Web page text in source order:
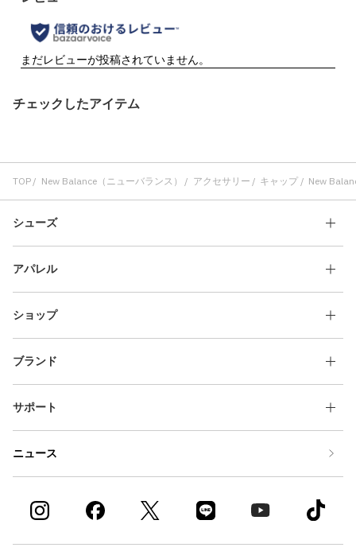
チェックしたアイテム
TOP New Balance（ニューバランス） アクセサリー キャップ New
シューズ
アパレル
ショップ
ブランド
サポート
ニュース